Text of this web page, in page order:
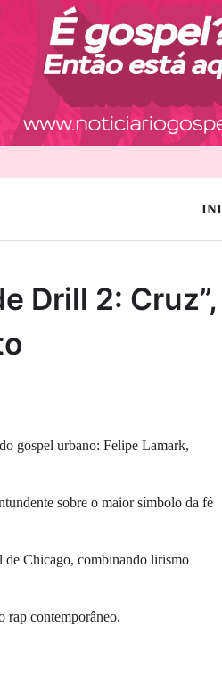
Drill 2: Cruz”,
gospel urbano: Felipe Lamark,
sobre o maior símbolo da fé
de Chicago, combinando lirismo
rap contemporâneo.